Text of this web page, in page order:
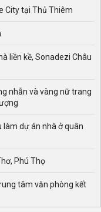
City tại Thủ Thiêm
liền kề, Sonadezi Châu
nhẫn và vàng nữ trang
làm dự án nhà ở quân
Phú Thọ
tâm văn phòng kết